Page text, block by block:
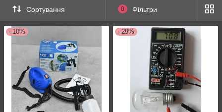
Сортування 0 Фільтри
–10% –29%